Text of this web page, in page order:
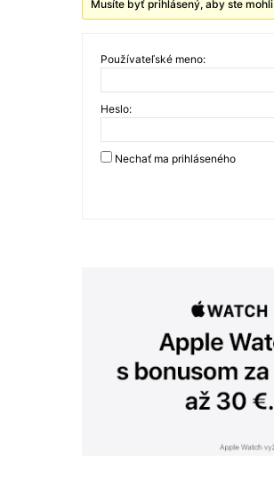
Musíte byť prihlásený, aby ste
Používateľské meno:
Heslo:
Nechať ma prihláseného